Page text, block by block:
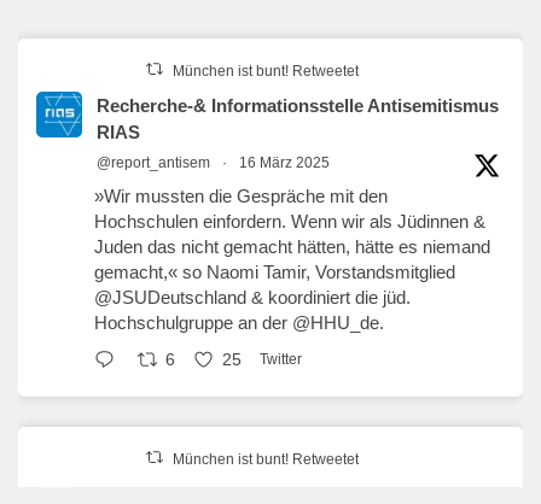
München ist bunt! Retweetet
Recherche-& Informationsstelle Antisemitismus
RIAS
@report_antisem · 16 März 2025
»Wir mussten die Gespräche mit den
Hochschulen einfordern. Wenn wir als Jüdinnen &
Juden das nicht gemacht hätten, hätte es niemand
gemacht,« so Naomi Tamir, Vorstandsmitglied
@JSUDeutschland & koordiniert die jüd.
Hochschulgruppe an der @HHU_de.
6 25 Twitter
München ist bunt! Retweetet